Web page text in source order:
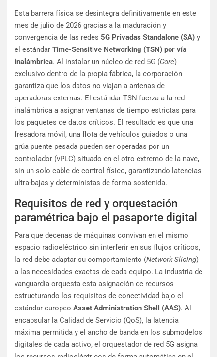
Esta barrera física se desintegra definitivamente en este
mes de julio de 2026 gracias a la maduración y
convergencia de las redes 5G Privadas Standalone (SA) y
el estándar Time-Sensitive Networking (TSN) por vía
inalámbrica. Al instalar un núcleo de red 5G (Core)
exclusivo dentro de la propia fábrica, la corporación
garantiza que los datos no viajan a antenas de
operadoras externas. El estándar TSN fuerza a la red
inalámbrica a asignar ventanas de tiempo estrictas para
los paquetes de datos críticos. El resultado es que una
fresadora móvil, una flota de vehículos guiados o una
grúa puente pesada pueden ser operadas por un
controlador (vPLC) situado en el otro extremo de la nave,
sin un solo cable de control físico, garantizando latencias
ultra-bajas y deterministas de forma sostenida.
Requisitos de red y orquestación
paramétrica bajo el pasaporte digital
Para que decenas de máquinas convivan en el mismo
espacio radioeléctrico sin interferir en sus flujos críticos,
la red debe adaptar su comportamiento (Network Slicing)
a las necesidades exactas de cada equipo. La industria de
vanguardia orquesta esta asignación de recursos
estructurando los requisitos de conectividad bajo el
estándar europeo Asset Administration Shell (AAS). Al
encapsular la Calidad de Servicio (QoS), la latencia
máxima permitida y el ancho de banda en los submodelos
digitales de cada activo, el orquestador de red 5G asigna